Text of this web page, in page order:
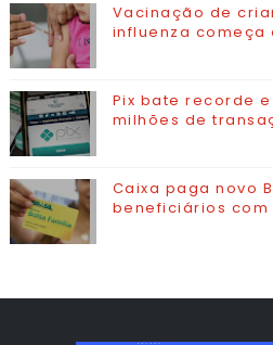
Vacinação de
influenza começa
Pix bate recorde
milhões de
Caixa paga novo
beneficiários com